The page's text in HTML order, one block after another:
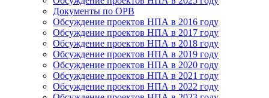
Документы по ОРВ
Обсуждение проектов НПА в 2016 году
Обсуждение проектов НПА в 2017 году
Обсуждение проектов НПА в 2018 году
Обсуждение проектов НПА в 2019 году
Обсуждение проектов НПА в 2020 году
Обсуждение проектов НПА в 2021 году
Обсуждение проектов НПА в 2022 году